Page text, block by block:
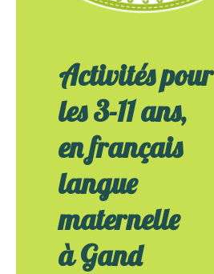
Activités pour
les 3-11 ans,
en français
langue
maternelle
à Gand